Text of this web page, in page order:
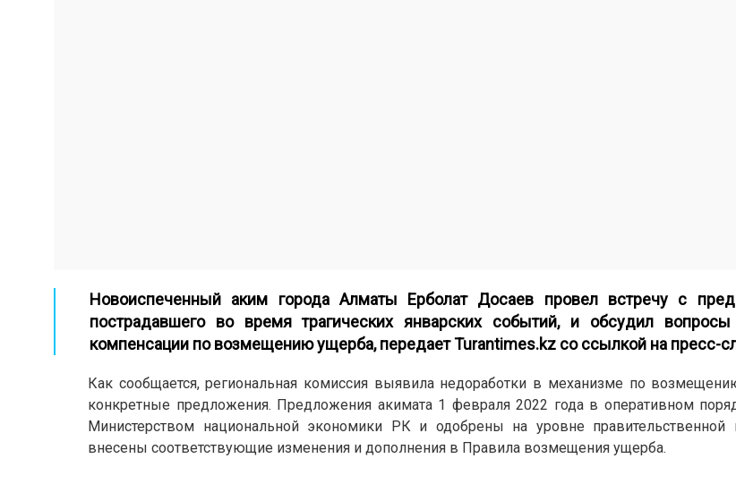
Новоиспеченный аким города Алматы Ерболат Досаев провел встречу с
пострадавшего во время трагических январских событий, и обсудил
компенсации по возмещению ущерба, передаетTurantimes.kz со ссылкой на пресс-
Как сообщается, региональная комиссия выявила недоработки в механизме по
конкретные предложения. Предложения акимата 1 февраля 2022 года в оперативном
Министерством национальной экономики РК и одобрены на уровне правительственной
внесены соответствующие изменения и дополнения в Правила возмещения ущерба.